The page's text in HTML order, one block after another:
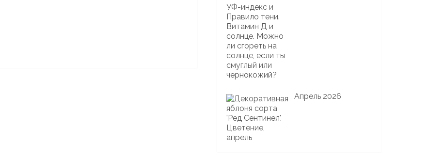
Апрель 2026